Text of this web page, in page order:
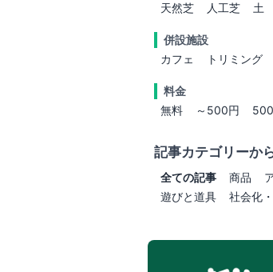
天然芝
人工芝 土
併設施設
カフェ
トリミング
料金
無料
～500円
記事カテゴリーか
全ての記事 商品
遊びと道具
社会化